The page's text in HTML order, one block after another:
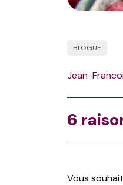
BLOGUE
Jean-
6
Vous